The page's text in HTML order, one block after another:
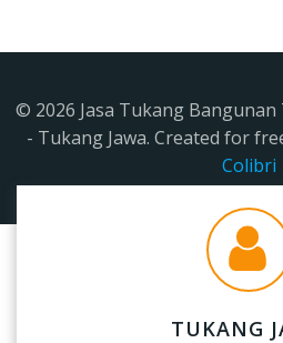
© 2026 Jasa Tukang
- Tukang Jawa. Created for
Colibri
TUKANG